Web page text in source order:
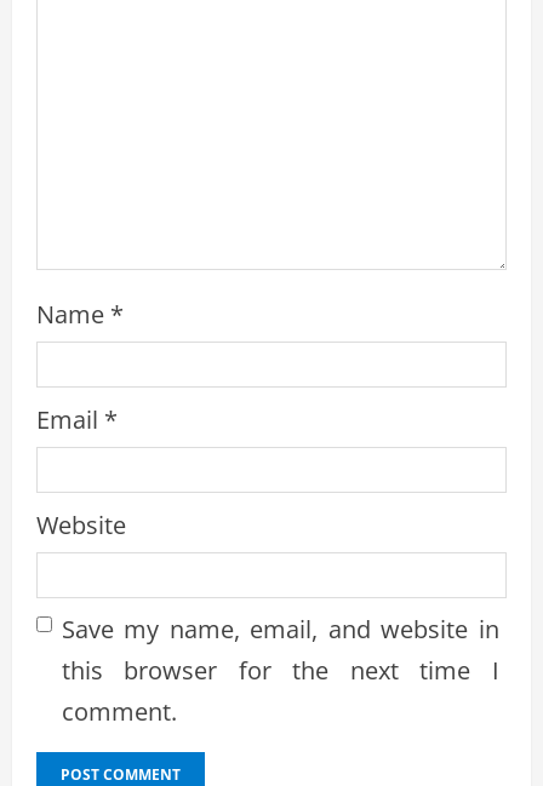
Name *
Email *
Website
Save my name, email, and website in
this browser for the next time I
comment.